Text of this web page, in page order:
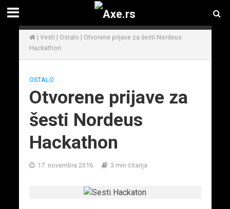
| Vesti | Ostalo | Otvorene prijave za šesti Nordeus
Hackathon
OSTALO
Otvorene prijave za
šesti Nordeus
Hackathon
17. novembra 2016. 3 min čitanja